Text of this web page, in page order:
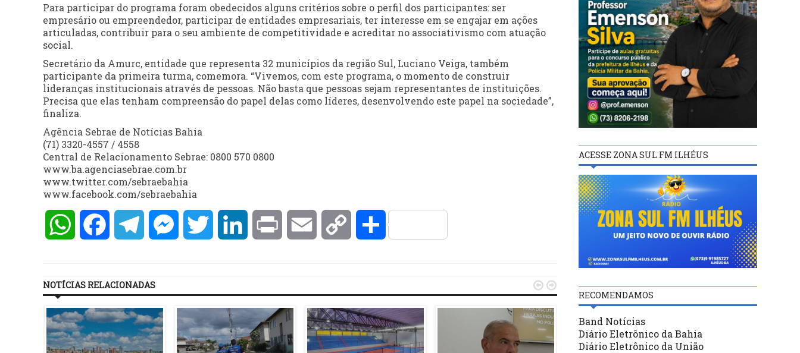
Para participar do programa foram obedecidos alguns critérios sobre o perfil dos participantes: ser
empresário ou empreendedor, participar de entidades empresariais, ter interesse em se engajar em ações
articuladas, contribuir para o seu ambiente de competitividade e acreditar no associativismo com atuação
social.
Secretário da Amurc, entidade que representa 32 municípios da região Sul, Luciano Veiga, também
participante da primeira turma, comemora. “Vivemos, com este programa, o momento de construir
lideranças institucionais através de pessoas. Não basta que pessoas sejam representantes de instituições.
Precisa que elas tenham compreensão do papel delas como líderes, desenvolvendo este papel na sociedade”,
finaliza.
Agência Sebrae de Notícias Bahia
(71) 3320-4557 / 4558
Central de Relacionamento Sebrae: 0800 570 0800
www.ba.agenciasebrae.com.br
www.twitter.com/sebraebahia
www.facebook.com/sebraebahia
WhatsAppFacebookTelegramMessengerTwitter LinkedInPrint Email Copy Compartilhar
NOTÍCIAS RELACIONADAS  
ACESSE ZONA SUL FM ILHÉUS
RECOMENDAMOS
Band Notícias
Diário Eletrônico da Bahia
Diário Eletrônico da União